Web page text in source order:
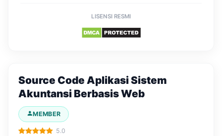
LISENSI RESMI
Source Code Aplikasi Sistem
Akuntansi Berbasis Web
MEMBER
5.0